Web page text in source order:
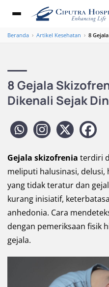
Beranda › Artikel Kesehatan › 8
8 Gejala
Dikenali Sejak
Gejala skizofrenia terdiri
meliputi halusinasi, delusi,
yang tidak teratur dan
kurang inisiatif,
anhedonia. Cara
dengan pemeriksaan fisik
gejala.